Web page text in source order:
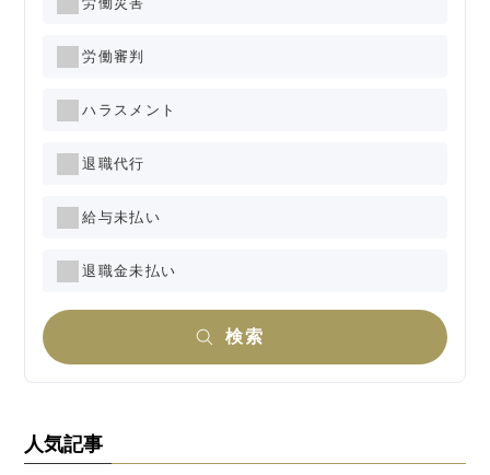
労働審判
ハラスメント
退職代行
給与未払い
退職金未払い
検索
人気記事